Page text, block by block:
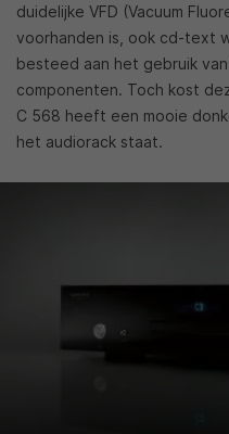
duidelijke VFD (Vacuum
voorhanden is, ook cd-text
besteed aan het gebruik
componenten. Toch kost
C 568 heeft een mooie
het audiorack staat.